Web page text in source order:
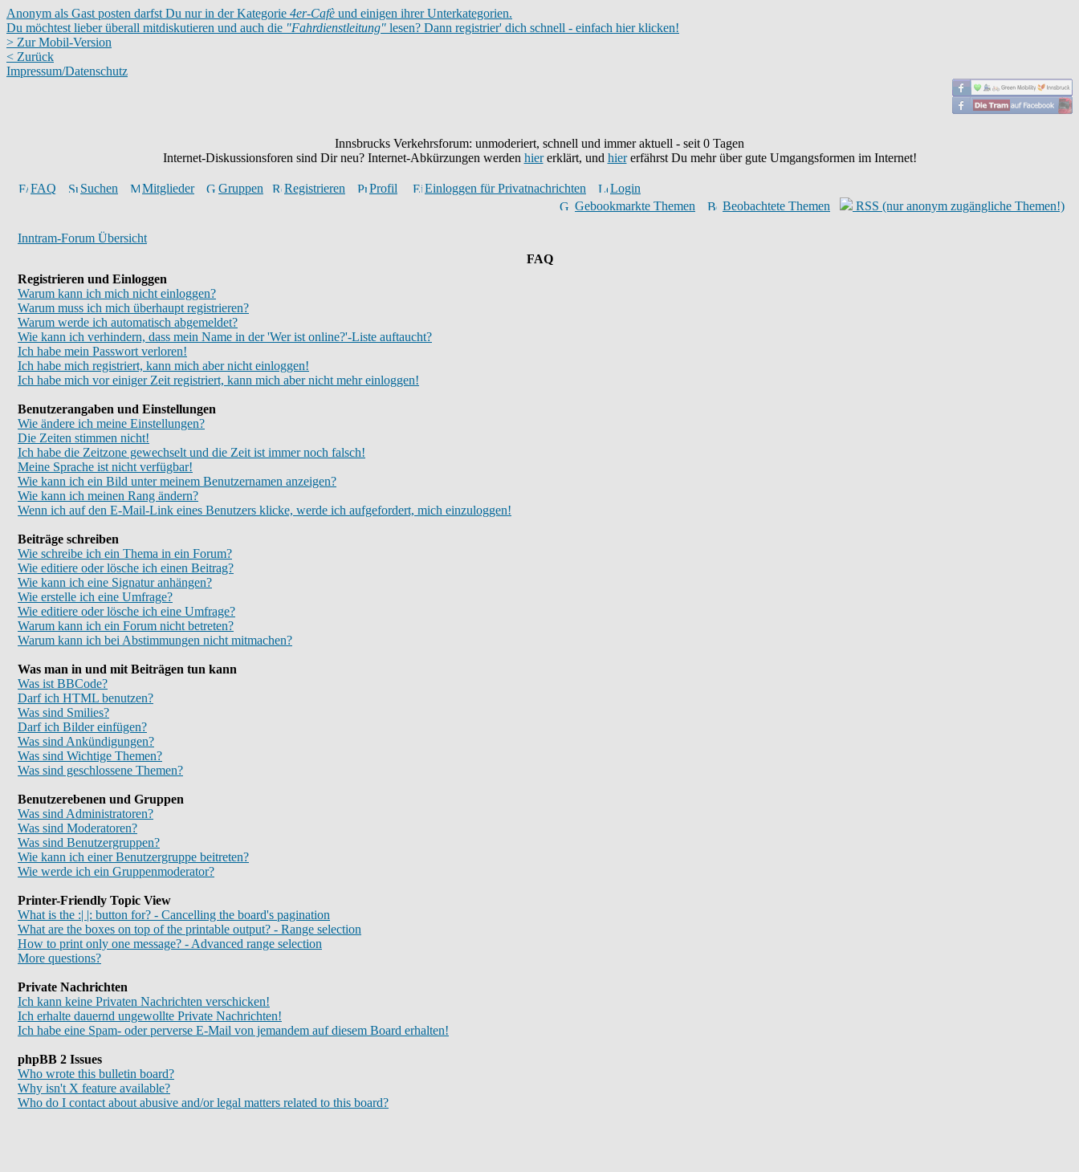
Anonym als Gast posten darfst Du nur in der Kategorie 4er-Cafè und einigen ihrer Unterkategorien.
Du möchtest lieber überall mitdiskutieren und auch die "Fahrdienstleitung" lesen? Dann registrier' dich schnell - einfach hier klicken!
> Zur Mobil-Version
< Zurück
Impressum/Datenschutz
Innsbrucks Verkehrsforum: unmoderiert, schnell und immer aktuell - seit 0 Tagen
Internet-Diskussionsforen sind Dir neu? Internet-Abkürzungen werden hiererklärt, und hiererfährst Du mehr über gute Umgangsformen im Internet!
FAQ Suchen Mitglieder Gruppen Registrieren Profil Einloggen für Privatnachrichten
Login
Gebookmarkte Themen
Beobachtete Themen RSS (nur anonym zugängliche Themen!)
Inntram-Forum Übersicht
FAQ
Registrieren und Einloggen
Warum kann ich mich nicht einloggen?
Warum muss ich mich überhaupt registrieren?
Warum werde ich automatisch abgemeldet?
Wie kann ich verhindern, dass mein Name in der 'Wer ist online?'-Liste auftaucht?
Ich habe mein Passwort verloren!
Ich habe mich registriert, kann mich aber nicht einloggen!
Ich habe mich vor einiger Zeit registriert, kann mich aber nicht mehr einloggen!
Benutzerangaben und Einstellungen
Wie ändere ich meine Einstellungen?
Die Zeiten stimmen nicht!
Ich habe die Zeitzone gewechselt und die Zeit ist immer noch falsch!
Meine Sprache ist nicht verfügbar!
Wie kann ich ein Bild unter meinem Benutzernamen anzeigen?
Wie kann ich meinen Rang ändern?
Wenn ich auf den E-Mail-Link eines Benutzers klicke, werde ich aufgefordert, mich einzuloggen!
Beiträge schreiben
Wie schreibe ich ein Thema in ein Forum?
Wie editiere oder lösche ich einen Beitrag?
Wie kann ich eine Signatur anhängen?
Wie erstelle ich eine Umfrage?
Wie editiere oder lösche ich eine Umfrage?
Warum kann ich ein Forum nicht betreten?
Warum kann ich bei Abstimmungen nicht mitmachen?
Was man in und mit Beiträgen tun kann
Was ist BBCode?
Darf ich HTML benutzen?
Was sind Smilies?
Darf ich Bilder einfügen?
Was sind Ankündigungen?
Was sind Wichtige Themen?
Was sind geschlossene Themen?
Benutzerebenen und Gruppen
Was sind Administratoren?
Was sind Moderatoren?
Was sind Benutzergruppen?
Wie kann ich einer Benutzergruppe beitreten?
Wie werde ich ein Gruppenmoderator?
Printer-Friendly Topic View
What is the :| |: button for? - Cancelling the board's pagination
What are the boxes on top of the printable output? - Range selection
How to print only one message? - Advanced range selection
More questions?
Private Nachrichten
Ich kann keine Privaten Nachrichten verschicken!
Ich erhalte dauernd ungewollte Private Nachrichten!
Ich habe eine Spam- oder perverse E-Mail von jemandem auf diesem Board erhalten!
phpBB 2 Issues
Who wrote this bulletin board?
Why isn't X feature available?
Who do I contact about abusive and/or legal matters related to this board?